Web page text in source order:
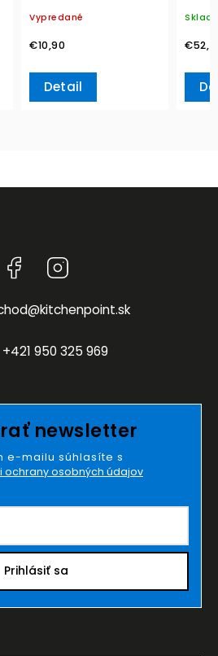
Vypredané
€10,90
Detail
&
Facebook
@kitchenpoint.sk
+421 950 325 969
newsletter
e-mailu súhlasíte s
ochrany osobných údajov
Prihlásiť sa